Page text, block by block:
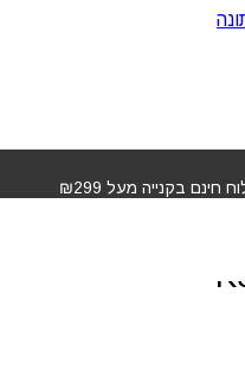
בקנייה מעל ₪299